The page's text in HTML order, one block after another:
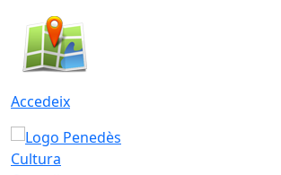
Accedeix